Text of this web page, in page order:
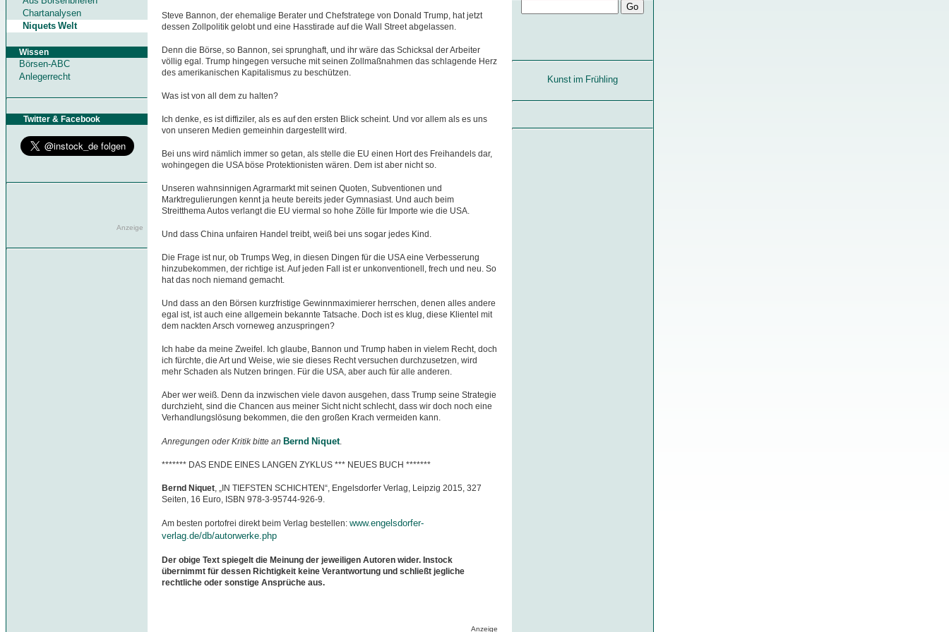
Chartanalysen
Niquets Welt
Wissen
Börsen-ABC
Anlegerrecht
Twitter & Facebook
Anzeige
Kunst im Frühling
Steve Bannon, der ehemalige Berater und Chefstratege von Donald Trump, hat jetzt
dessen Zollpolitik gelobt und eine Hasstirade auf die Wall Street abgelassen.
Denn die Börse, so Bannon, sei sprunghaft, und ihr wäre das Schicksal der Arbeiter
völlig egal. Trump hingegen versuche mit seinen Zollmaßnahmen das schlagende Herz
des amerikanischen Kapitalismus zu beschützen.
Was ist von all dem zu halten?
Ich denke, es ist diffiziler, als es auf den ersten Blick scheint. Und vor allem als es uns
von unseren Medien gemeinhin dargestellt wird.
Bei uns wird nämlich immer so getan, als stelle die EU einen Hort des Freihandels dar,
wohingegen die USA böse Protektionisten wären. Dem ist aber nicht so.
Unseren wahnsinnigen Agrarmarkt mit seinen Quoten, Subventionen und
Marktregulierungen kennt ja heute bereits jeder Gymnasiast. Und auch beim
Streitthema Autos verlangt die EU viermal so hohe Zölle für Importe wie die USA.
Und dass China unfairen Handel treibt, weiß bei uns sogar jedes Kind.
Die Frage ist nur, ob Trumps Weg, in diesen Dingen für die USA eine Verbesserung
hinzubekommen, der richtige ist. Auf jeden Fall ist er unkonventionell, frech und neu. So
hat das noch niemand gemacht.
Und dass an den Börsen kurzfristige Gewinnmaximierer herrschen, denen alles andere
egal ist, ist auch eine allgemein bekannte Tatsache. Doch ist es klug, diese Klientel mit
dem nackten Arsch vorneweg anzuspringen?
Ich habe da meine Zweifel. Ich glaube, Bannon und Trump haben in vielem Recht, doch
ich fürchte, die Art und Weise, wie sie dieses Recht versuchen durchzusetzen, wird
mehr Schaden als Nutzen bringen. Für die USA, aber auch für alle anderen.
Aber wer weiß. Denn da inzwischen viele davon ausgehen, dass Trump seine Strategie
durchzieht, sind die Chancen aus meiner Sicht nicht schlecht, dass wir doch noch eine
Verhandlungslösung bekommen, die den großen Krach vermeiden kann.
Anregungen oder Kritik bitte an Bernd Niquet.
******* DAS ENDE EINES LANGEN ZYKLUS *** NEUES BUCH *******
Bernd Niquet, „IN TIEFSTEN SCHICHTEN“, Engelsdorfer Verlag, Leipzig 2015, 327
Seiten, 16 Euro, ISBN 978-3-95744-926-9.
Am besten portofrei direkt beim Verlag bestellen: www.engelsdorfer-
verlag.de/db/autorwerke.php
Der obige Text spiegelt die Meinung der jeweiligen Autoren wider. Instock
übernimmt für dessen Richtigkeit keine Verantwortung und schließt jegliche
rechtliche oder sonstige Ansprüche aus.
Anzeige